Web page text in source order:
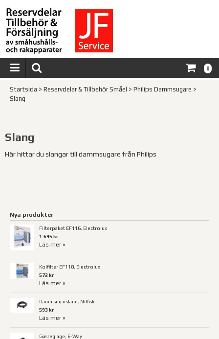
0
Startsida > Reservdelar & Tillbehör Småel > Philips Dammsugare >
Slang
Slang
Här hittar du slangar till dammsugare från Philips
Nya produkter
Filterpaket EF116, Electrolux
1.695 kr
Läs mer »
Kolfilter EF118, Electrolux
572 kr
Läs mer »
Dammsugarslang, Nilfisk
593 kr
Läs mer »
Gasreglage, E-Way